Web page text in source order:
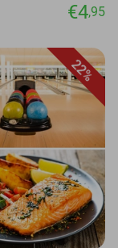
€4,95
22%